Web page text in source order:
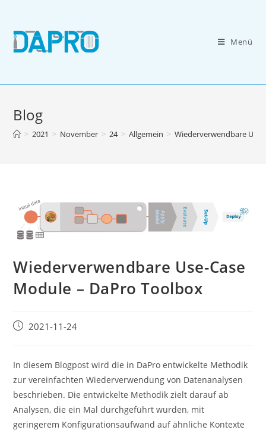
springen
Menü
Blog
> 2021 > November > 24 > Allgemein > Wiederverwendbare
Wiederverwendbare Use-Case
Module – DaPro Toolbox
Beitrag2021-11-24
In diesem Blogpost wird die in DaPro entwickelte Methodik
zur vereinfachten Wiederverwendung von Datenanalysen
beschrieben. Die entwickelte Methodik zielt darauf ab
Analysen, die ein Mal durchgeführt wurden, mit
geringerem Konfigurationsaufwand auf ähnliche Kontexte